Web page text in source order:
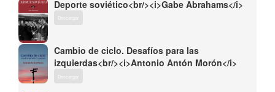
Deporte soviético<br/><i>Gabe Abrahams</i>
Descargar
Cambio de ciclo. Desafíos para las
izquierdas<br/><i>Antonio Antón Morón</i>
Descargar